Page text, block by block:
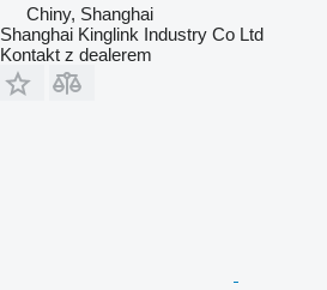
Chiny, Shanghai
Shanghai Kinglink Industry Co Ltd
Kontakt z dealerem